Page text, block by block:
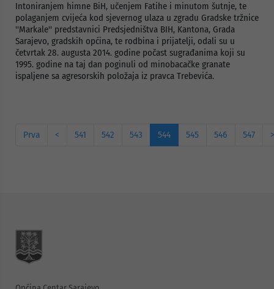
Intoniranjem himne BiH, učenjem Fatihe i minutom šutnje, te
polaganjem cvijeća kod sjevernog ulaza u zgradu Gradske tržnice
''Markale'' predstavnici Predsjedništva BIH, Kantona, Grada
Sarajevo, gradskih općina, te rodbina i prijatelji, odali su u
četvrtak 28. augusta 2014. godine počast sugrađanima koji su
1995. godine na taj dan poginuli od minobacačke granate
ispaljene sa agresorskih položaja iz pravca Trebevića.
Prva < 541 542 543 544 545 546 547 >